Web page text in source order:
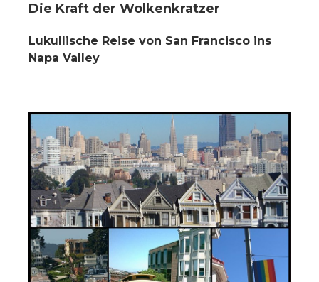
Die Kraft der Wolkenkratzer
Lukullische Reise von San Francisco ins
Napa Valley